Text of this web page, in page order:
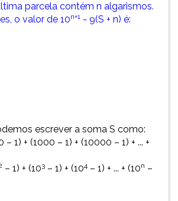
parcela contém n algarismos.
o valor de 10n+1 - 9(S + n) é:
escrever a soma S como:
– 1) + (1000 – 1) + (10000 – 1) + ... +
– 1) + (103 – 1) + (104 – 1) + ... + (10n –